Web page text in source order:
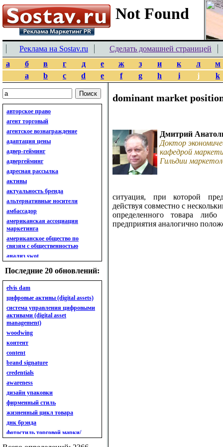
Реклама на Sostav.ru
Сделать домашней страницей
а
б в г д е ж з и к л
м
a
b c d e f g h i j k
авторское право
агент торговый
агентское вознаграждение
адаптация цены
адвер-гейминг
адвергейминг
адресная рассылка
активы
актуальность бренда
альтернативные носители
амбассадор
американская ассоциация
маркетинга
американское общество по
связям с общественностью
анализ swot
анализ бизнес-портфеля
анализ имиджа
анализ кластерный
анализ конкурентов
анализ кросс-культурных
особенностей
анализ мак кинси «7s»
анализ макросистемы
анализ маркетинговый
анализ рынка
анализ ситуационный
анализ экспертный
индивидуальный
анкета
ассортимент
ассортимент товарный.
планирование товарного
ассортимента
ассортимент. глубина
Последние 20 обновлений:
elvis dam
цифровые активы (digital assets)
система управления цифровыми
активами (digital asset
management)
woodwing
контент
content
brand signature
credentials
awareness
дизайн упаковки
фирменный стиль
жизненный цикл товара
днк брэнда
фотостиль торговой марки/
линейки продукции
dominant market
Дмитрий
Доктор
кафедрой
Гильдии
ситуация, при которой
действуя совместно с
определенного товара
предприятия аналогично